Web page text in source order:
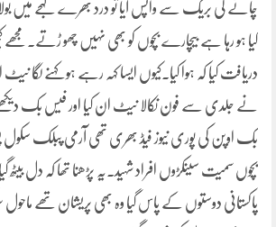
چائے کی بریک سے واپس آیا تو درد بھرے لہجے میں بولا
کیا ہو رہا ہے بیچارے بچوں کو بھی نہیں چھو ڑتے۔مجھے
دریافت کیا کہ ہوا کیا۔کیوں ایسا کہہ رہے ہو کہنے لگا
نے جلدی سے فون نکالا نیٹ ان کیا اور فیس بک
بک اوپن کی پوری نیوز فیڈ بھری تھی آرمی پبلک سکول
بچوں سمیت سینکڑوں افراد شہید۔یہ پڑھنا تھا کہ دل
پاکستانی دوستوں کے پاس گیا وہ بھی پریشان تھے ماحول